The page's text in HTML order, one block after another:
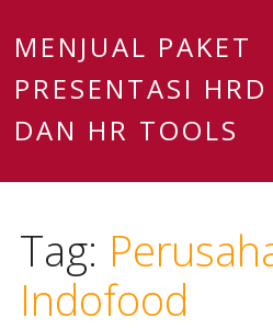
MENJUAL PAKET
PRESENTASI HRD
DAN HR TOOLS
Tag:
Indofood